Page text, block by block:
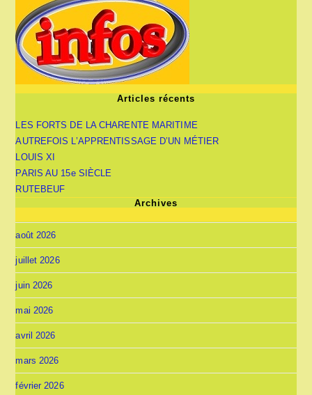
Articles récents
LES FORTS DE LA CHARENTE MARITIME
AUTREFOIS L’APPRENTISSAGE D’UN MÉTIER
LOUIS XI
PARIS AU 15e SIÈCLE
RUTEBEUF
Archives
août 2026
juillet 2026
juin 2026
mai 2026
avril 2026
mars 2026
février 2026